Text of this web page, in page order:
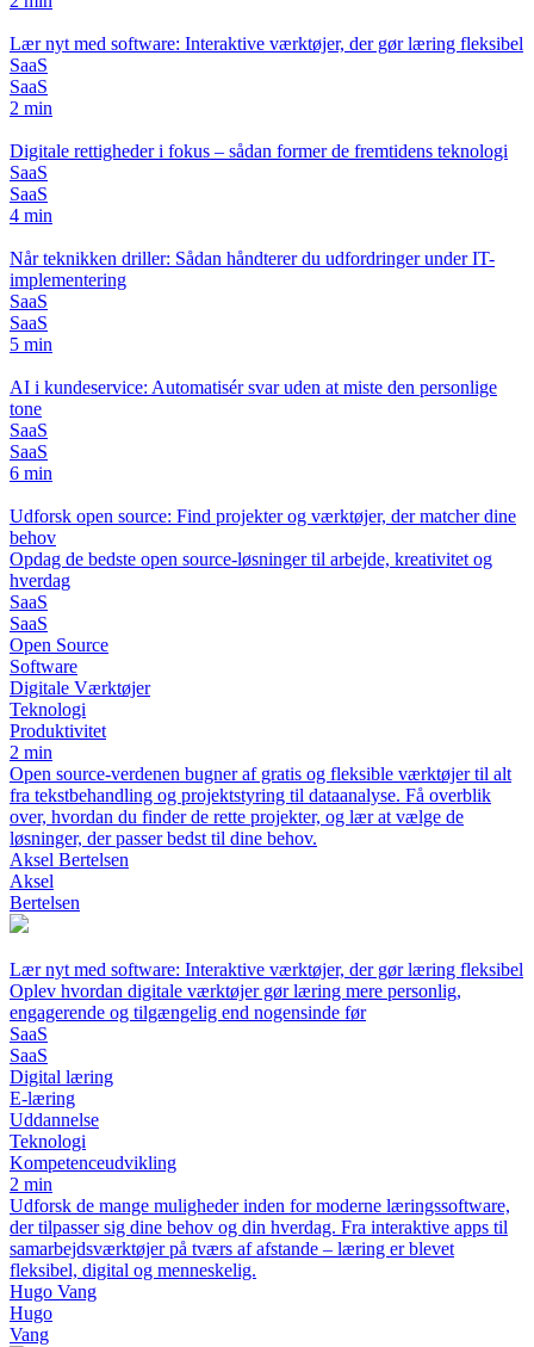
Lær nyt med software: Interaktive værktøjer, der gør læring fleksibel
SaaS
SaaS
2 min
Digitale rettigheder i fokus – sådan former de fremtidens teknologi
SaaS
SaaS
4 min
Når teknikken driller: Sådan håndterer du udfordringer under IT-
implementering
SaaS
SaaS
5 min
AI i kundeservice: Automatisér svar uden at miste den personlige
tone
SaaS
SaaS
6 min
Udforsk open source: Find projekter og værktøjer, der matcher dine
behov
Opdag de bedste open source-løsninger til arbejde, kreativitet og
hverdag
SaaS
SaaS
Open Source
Software
Digitale Værktøjer
Teknologi
Produktivitet
2 min
Open source-verdenen bugner af gratis og fleksible værktøjer til alt
fra tekstbehandling og projektstyring til dataanalyse. Få overblik
over, hvordan du finder de rette projekter, og lær at vælge de
løsninger, der passer bedst til dine behov.
Aksel Bertelsen
Aksel
Bertelsen
Lær nyt med software: Interaktive værktøjer, der gør læring fleksibel
Oplev hvordan digitale værktøjer gør læring mere personlig,
engagerende og tilgængelig end nogensinde før
SaaS
SaaS
Digital læring
E-læring
Uddannelse
Teknologi
Kompetenceudvikling
2 min
Udforsk de mange muligheder inden for moderne læringssoftware,
der tilpasser sig dine behov og din hverdag. Fra interaktive apps til
samarbejdsværktøjer på tværs af afstande – læring er blevet
fleksibel, digital og menneskelig.
Hugo Vang
Hugo
Vang